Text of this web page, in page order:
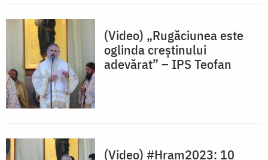
(Video) „Rugăciunea este
oglinda creștinului
adevărat” – IPS Teofan
(Video) #Hram2023: 10